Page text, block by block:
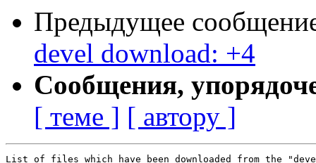
Предыдущее
devel download: +4
Сообщения,
[ теме ] [ автору ]
List of files which have been downloaded from the